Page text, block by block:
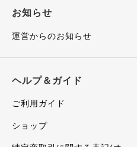
お知らせ
運営からのお知らせ
ヘルプ＆ガイド
ご利用ガイド
ショップ